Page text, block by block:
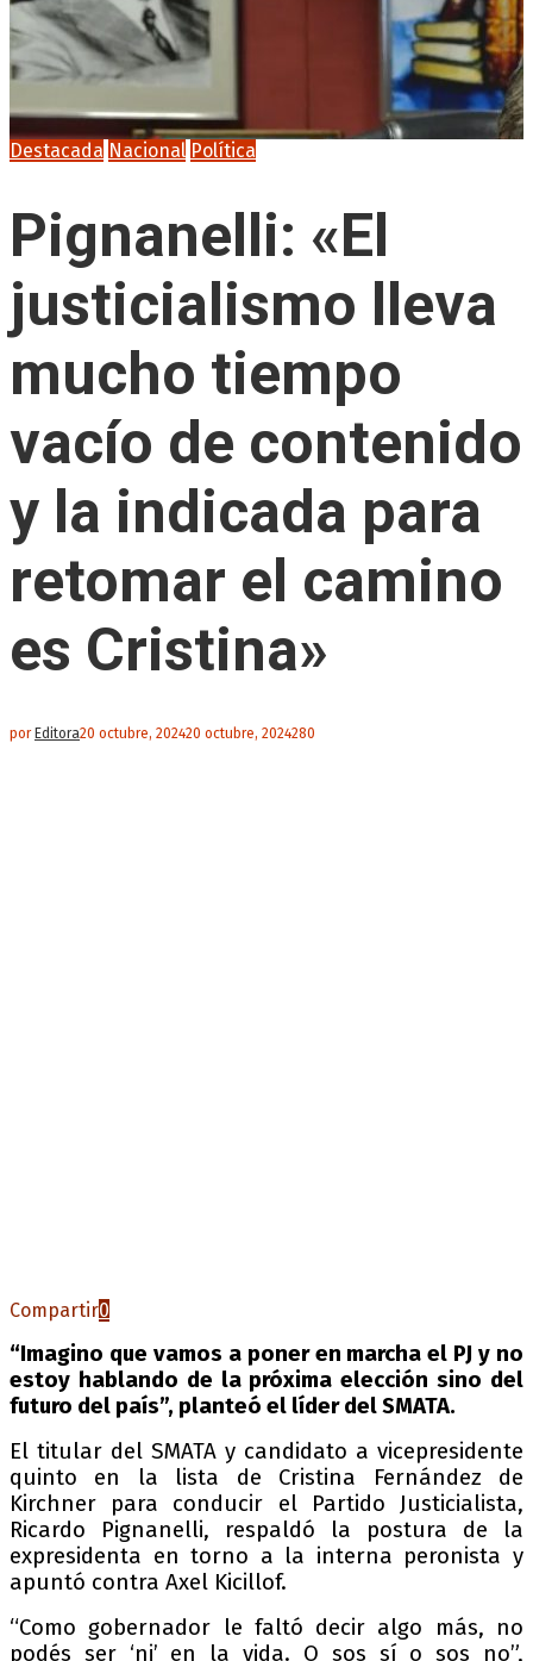
Destacada Nacional Política
Pignanelli: «El
justicialismo lleva
mucho tiempo
vacío de contenido
y la indicada para
retomar el camino
es Cristina»
porEditora20 octubre, 202420 octubre, 2024280
Compartir0
“Imagino que vamos a poner en marcha el PJ y no
estoy hablando de la próxima elección sino del
futuro del país”, planteó el líder del SMATA.
El titular del SMATA y candidato a vicepresidente
quinto en la lista de Cristina Fernández de
Kirchner para conducir el Partido Justicialista,
Ricardo Pignanelli, respaldó la postura de la
expresidenta en torno a la interna peronista y
apuntó contra Axel Kicillof.
“Como gobernador le faltó decir algo más, no
podés ser ‘ni’ en la vida. O sos sí o sos no”,